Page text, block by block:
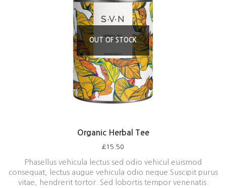
OUT OF STOCK
Organic Herbal Tee
£15.50
Phasellus vehicula lectus sed odio vehicul euismod
consequat, lectus augue vehicula odio neque.Suscipit purus
vitae, hendrerit tortor. Sed lobortis tempor venenatis.